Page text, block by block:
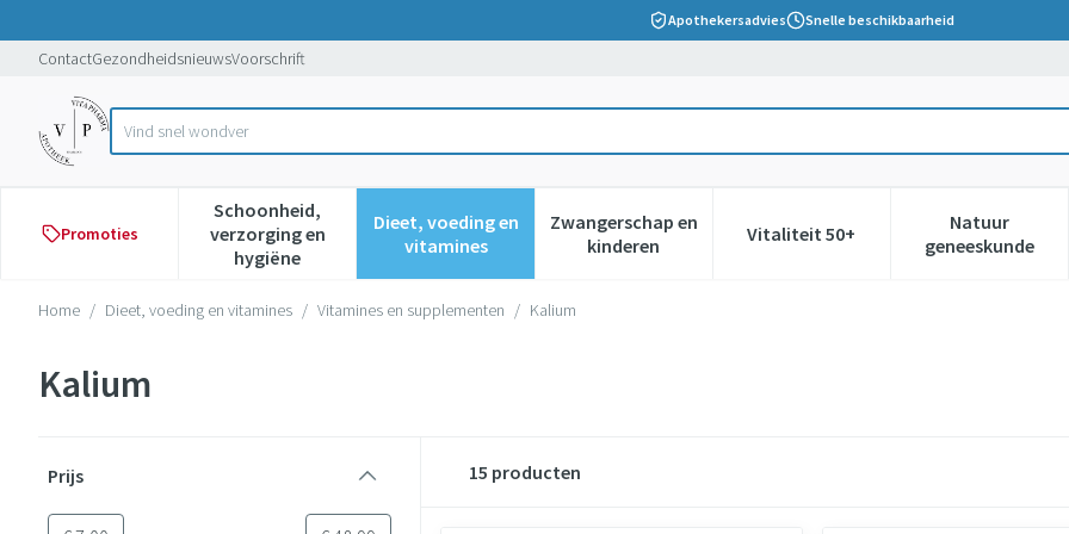
Apothekersadvies Snelle beschikbaarheid
ContactGezondheidsnieuwsVoorschrift
Product, merk, categorie...
Promoties
Schoonheid,
verzorging en
hygiëne
Toon submenu voor Schoonheid, verzorging en hygiëne categorie
Dieet, voeding en
vitaminesToon submenu voor Dieet, voeding en vitamines categorie
Zwangerschap en
kinderenToon submenu voor Zwangerschap en kinderen
Vitaliteit 50+Toon submenu voor Vitaliteit
Natuur
geneeskunde
Toon
Home / Dieet, voeding en vitamines / Vitamines en supplementen / Kalium
Kalium
Prijs
15 producten